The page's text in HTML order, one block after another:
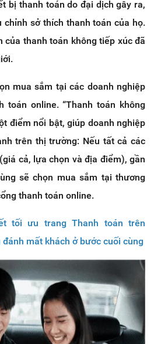
bị thanh toán do đại dịch gây ra,
chỉnh sở thích thanh toán của họ.
của thanh toán không tiếp xúc đã
mua sắm tại các doanh nghiệp
toán online. “Thanh toán không
điểm nổi bật, giúp doanh nghiệp
trên thị trường: Nếu tất cả các
cả, lựa chọn và địa điểm), gần
sẽ chọn mua sắm tại thương
thanh toán online.
tối ưu trang Thanh toán trên
mất khách ở bước cuối cùng